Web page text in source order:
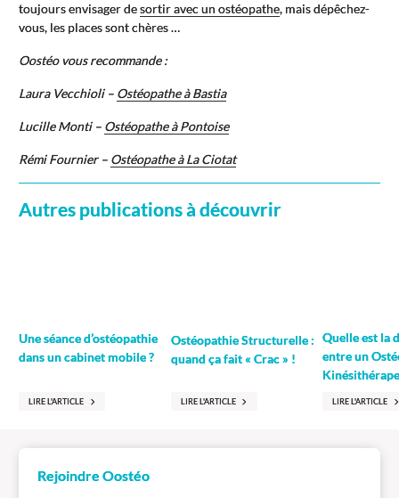
toujours envisager desortir avec un ostéopathe, mais dépêchez-
vous, les places sont chères …
Oostéo vous recommande :
Laura Vecchioli – Ostéopathe à Bastia
Lucille Monti – Ostéopathe à Pontoise
Rémi Fournier – Ostéopathe à La Ciotat
Autres publications à découvrir
Une séance d’ostéopathie
dans un cabinet mobile ?
LIRE L'ARTICLE
Ostéopathie Structurelle :
quand ça fait « Crac » !
LIRE L'ARTICLE
Quelle est la
entre un
LIRE L'ARTICLE
Rejoindre Oostéo